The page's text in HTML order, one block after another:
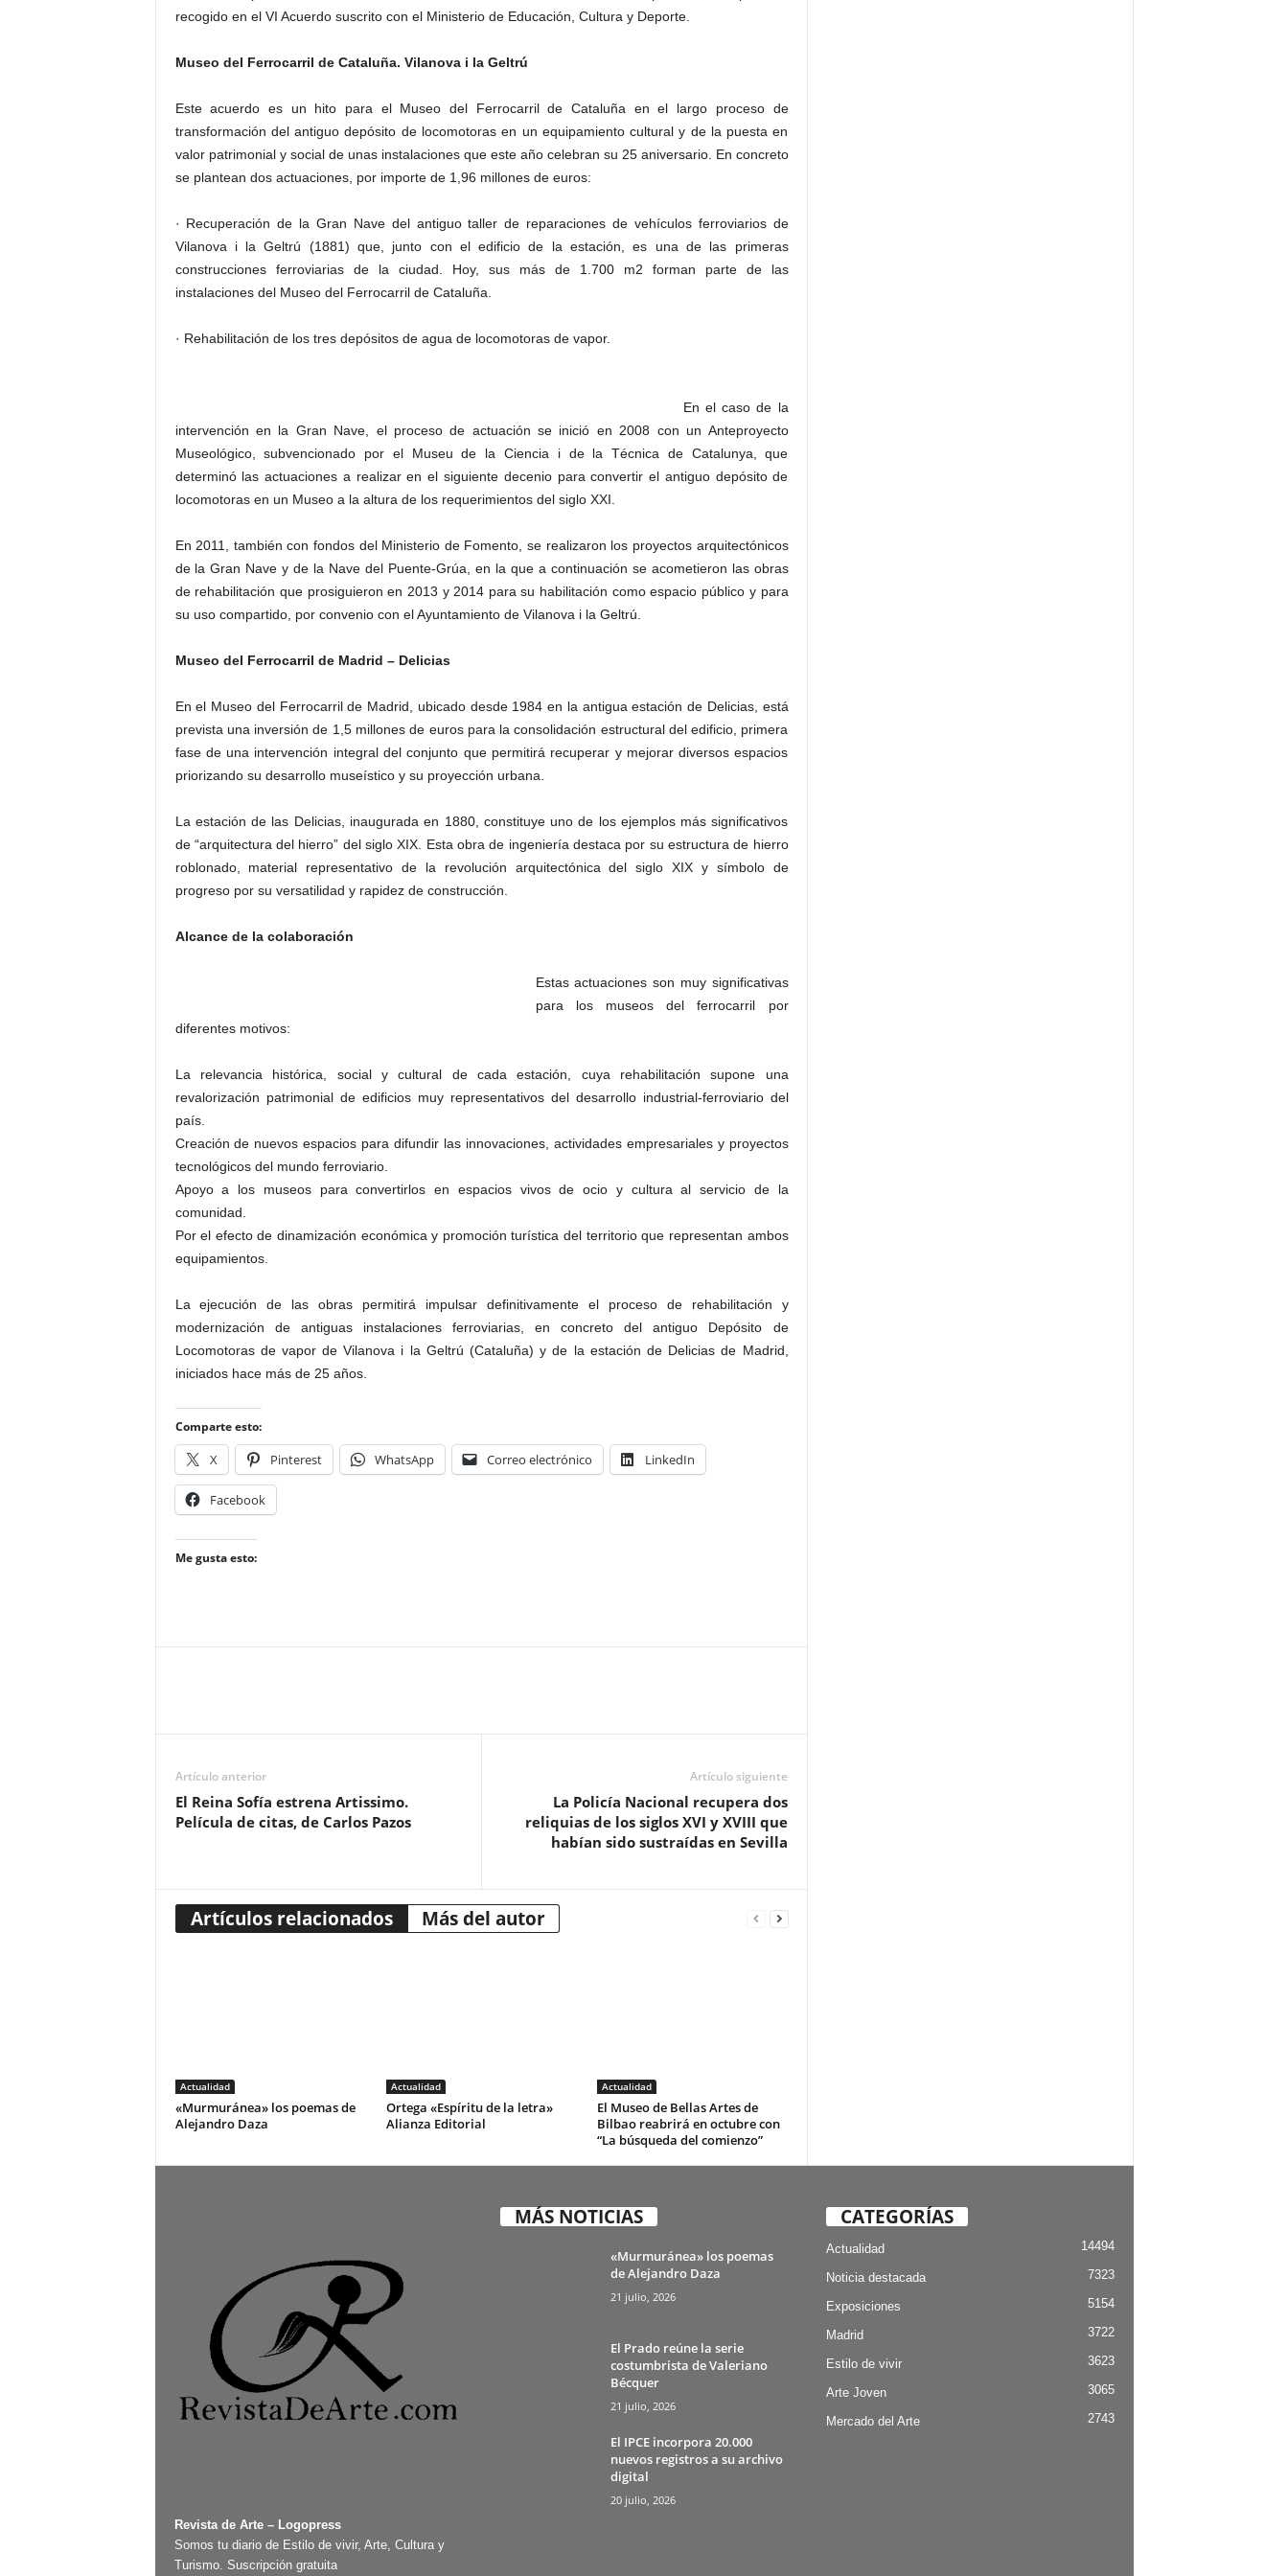
recogido en el VI Acuerdo suscrito con el Ministerio de Educación, Cultura y Deporte.
Museo del Ferrocarril de Cataluña. Vilanova i la Geltrú
Este acuerdo es un hito para el Museo del Ferrocarril de Cataluña en el largo proceso de
transformación del antiguo depósito de locomotoras en un equipamiento cultural y de la puesta en
valor patrimonial y social de unas instalaciones que este año celebran su 25 aniversario. En concreto
se plantean dos actuaciones, por importe de 1,96 millones de euros:
· Recuperación de la Gran Nave del antiguo taller de reparaciones de vehículos ferroviarios de
Vilanova i la Geltrú (1881) que, junto con el edificio de la estación, es una de las primeras
construcciones ferroviarias de la ciudad. Hoy, sus más de 1.700 m2 forman parte de las
instalaciones del Museo del Ferrocarril de Cataluña.
· Rehabilitación de los tres depósitos de agua de locomotoras de vapor.
En el caso de la
intervención en la Gran Nave, el proceso de actuación se inició en 2008 con un Anteproyecto
Museológico, subvencionado por el Museu de la Ciencia i de la Técnica de Catalunya, que
determinó las actuaciones a realizar en el siguiente decenio para convertir el antiguo depósito de
locomotoras en un Museo a la altura de los requerimientos del siglo XXI.
En 2011, también con fondos del Ministerio de Fomento, se realizaron los proyectos arquitectónicos
de la Gran Nave y de la Nave del Puente-Grúa, en la que a continuación se acometieron las obras
de rehabilitación que prosiguieron en 2013 y 2014 para su habilitación como espacio público y para
su uso compartido, por convenio con el Ayuntamiento de Vilanova i la Geltrú.
Museo del Ferrocarril de Madrid – Delicias
En el Museo del Ferrocarril de Madrid, ubicado desde 1984 en la antigua estación de Delicias, está
prevista una inversión de 1,5 millones de euros para la consolidación estructural del edificio, primera
fase de una intervención integral del conjunto que permitirá recuperar y mejorar diversos espacios
priorizando su desarrollo museístico y su proyección urbana.
La estación de las Delicias, inaugurada en 1880, constituye uno de los ejemplos más significativos
de “arquitectura del hierro” del siglo XIX. Esta obra de ingeniería destaca por su estructura de hierro
roblonado, material representativo de la revolución arquitectónica del siglo XIX y símbolo de
progreso por su versatilidad y rapidez de construcción.
Alcance de la colaboración
Estas actuaciones son muy significativas
para los museos del ferrocarril por
diferentes motivos:
La relevancia histórica, social y cultural de cada estación, cuya rehabilitación supone una
revalorización patrimonial de edificios muy representativos del desarrollo industrial-ferroviario del
país.
Creación de nuevos espacios para difundir las innovaciones, actividades empresariales y proyectos
tecnológicos del mundo ferroviario.
Apoyo a los museos para convertirlos en espacios vivos de ocio y cultura al servicio de la
comunidad.
Por el efecto de dinamización económica y promoción turística del territorio que representan ambos
equipamientos.
La ejecución de las obras permitirá impulsar definitivamente el proceso de rehabilitación y
modernización de antiguas instalaciones ferroviarias, en concreto del antiguo Depósito de
Locomotoras de vapor de Vilanova i la Geltrú (Cataluña) y de la estación de Delicias de Madrid,
iniciados hace más de 25 años.
Comparte esto:
X Pinterest WhatsApp Correo electrónico LinkedIn
Facebook
Me gusta esto:
Artículo anterior
El Reina Sofía estrena Artissimo.
Película de citas, de Carlos Pazos
Artículo siguiente
La Policía Nacional recupera dos
reliquias de los siglos XVI y XVIII que
habían sido sustraídas en Sevilla
Artículos relacionados Más del autor
Actualidad
«Murmuránea» los poemas de
Alejandro Daza
Actualidad
Ortega «Espíritu de la letra»
Alianza Editorial
Actualidad
El Museo de Bellas Artes de
Bilbao reabrirá en octubre con
“La búsqueda del comienzo”
Revista de Arte – Logopress
Somos tu diario de Estilo de vivir, Arte, Cultura y
Turismo. Suscripción gratuita
MÁS NOTICIAS
«Murmuránea» los poemas
de Alejandro Daza
21 julio, 2026
El Prado reúne la serie
costumbrista de Valeriano
Bécquer
21 julio, 2026
El IPCE incorpora 20.000
nuevos registros a su archivo
digital
20 julio, 2026
CATEGORÍAS
Actualidad 14494
Noticia destacada 7323
Exposiciones 5154
Madrid 3722
Estilo de vivir 3623
Arte Joven 3065
Mercado del Arte 2743